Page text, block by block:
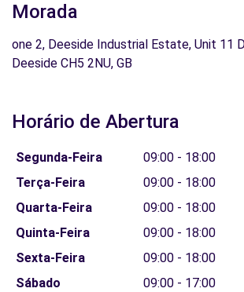
Morada
one 2, Deeside Industrial Estate, Unit 11
Deeside CH5 2NU, GB
Horário de Abertura
Segunda-Feira
09:00 - 18:00
Terça-Feira
09:00 - 18:00
Quarta-Feira
09:00 - 18:00
Quinta-Feira
09:00 - 18:00
Sexta-Feira
09:00 - 18:00
Sábado
09:00 - 17:00